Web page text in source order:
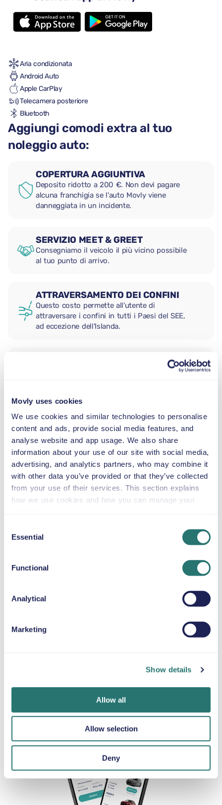
Movly uses cookies
We use cookies and similar technologies to personalise
content and ads, provide social media features, and
analyse website and app usage. We also share
information about your use of our site with social media,
advertising, and analytics partners, who may combine it
with other data you’ve provided or that they’ve collected
from your use of their services. This section explains
how we use cookies and how you can manage your
Selection
Essential
Functional
Analytical
Marketing
Show details
Allow all
Allow selection
Deny
5 sedili
3 valigie grandi
Aria condizionata
Android Auto
Apple CarPlay
Telecamera posteriore
Bluetooth
Aggiungi comodi extra al tuo
noleggio auto:
COPERTURA AGGIUNTIVA
Deposito ridotto a 200 €. Non devi pagare
alcuna franchigia se l'auto Movly viene
danneggiata in un incidente.
SERVIZIO MEET & GREET
Consegniamo il veicolo il più vicino possibile
al tuo punto di arrivo.
ATTRAVERSAMENTO DEI CONFINI
Questo costo permette all'utente di
attraversare i confini in tutti i Paesi del SEE,
ad eccezione dell'Islanda.
SEGGIOLINO NEONATO
2,5–13 kg
SEGGIOLINO PER BAMBINI
9–18 kg
SEGGIOLINO ALZABIMBO
15–36 kg
CUSCINO RIALZATO
minuti sul sito web
dal tuo telefono
con la nostra app.
documenti
direttamente